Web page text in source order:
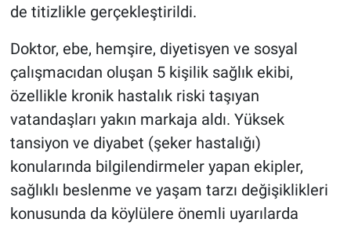
de titizlikle gerçekleştirildi.
Doktor, ebe, hemşire, diyetisyen ve sosyal
çalışmacıdan oluşan 5 kişilik sağlık ekibi,
özellikle kronik hastalık riski taşıyan
vatandaşları yakın markaja aldı. Yüksek
tansiyon ve diyabet (şeker hastalığı)
konularında bilgilendirmeler yapan ekipler,
sağlıklı beslenme ve yaşam tarzı değişiklikleri
konusunda da köylülere önemli uyarılarda